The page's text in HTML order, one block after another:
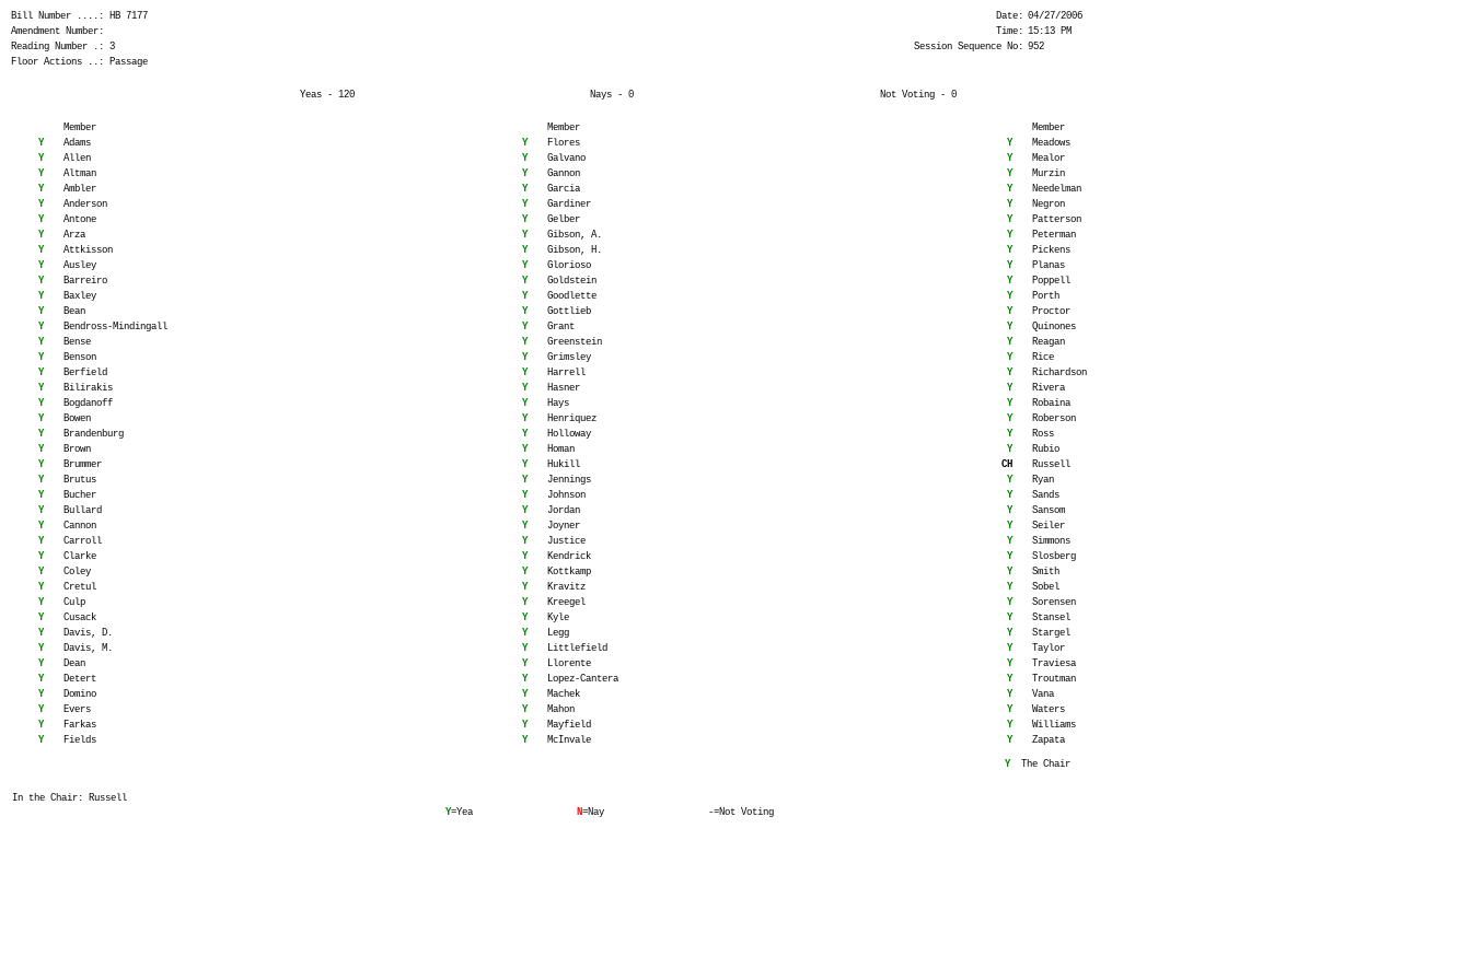
Bill Number ....: HB 7177 Date: 04/27/2006
Amendment Number:
Time: 15:13 PM
Reading Number .: 3
Session Sequence No: 952
Floor Actions ..: Passage
Yeas - 120 Nays - 0 Not Voting - 0
Member
Y
Adams
Y
Allen
Y
Altman
Y
Ambler
Y
Anderson
Y
Antone
Y
Arza
Y
Attkisson
Y
Ausley
Y
Barreiro
Y
Baxley
Y
Bean
Y
Bendross-Mindingall
Y
Bense
Y
Benson
Y
Berfield
Y
Bilirakis
Y
Bogdanoff
Y
Bowen
Y
Brandenburg
Y
Brown
Y
Brummer
Y
Brutus
Y
Bucher
Y
Bullard
Y
Cannon
Y
Carroll
Y
Clarke
Y
Coley
Y
Cretul
Y
Culp
Y
Cusack
Y
Davis, D.
Y
Davis, M.
Y
Dean
Y
Detert
Y
Domino
Y
Evers
Y
Farkas
Y
Fields
Member
Y
Flores
Y
Galvano
Y
Gannon
Y
Garcia
Y
Gardiner
Y
Gelber
Y
Gibson, A.
Y
Gibson, H.
Y
Glorioso
Y
Goldstein
Y
Goodlette
Y
Gottlieb
Y
Grant
Y
Greenstein
Y
Grimsley
Y
Harrell
Y
Hasner
Y
Hays
Y
Henriquez
Y
Holloway
Y
Homan
Y
Hukill
Y
Jennings
Y
Johnson
Y
Jordan
Y
Joyner
Y
Justice
Y
Kendrick
Y
Kottkamp
Y
Kravitz
Y
Kreegel
Y
Kyle
Y
Legg
Y
Littlefield
Y
Llorente
Y
Lopez-Cantera
Y
Machek
Y
Mahon
Y
Mayfield
Y
McInvale
Member
Y
Meadows
Y
Mealor
Y
Murzin
Y
Needelman
Y
Negron
Y
Patterson
Y
Peterman
Y
Pickens
Y
Planas
Y
Poppell
Y
Porth
Y
Proctor
Y
Quinones
Y
Reagan
Y
Rice
Y
Richardson
Y
Rivera
Y
Robaina
Y
Roberson
Y
Ross
Y
Rubio
CH
Russell
Y
Ryan
Y
Sands
Y
Sansom
Y
Seiler
Y
Simmons
Y
Slosberg
Y
Smith
Y
Sobel
Y
Sorensen
Y
Stansel
Y
Stargel
Y
Taylor
Y
Traviesa
Y
Troutman
Y
Vana
Y
Waters
Y
Williams
Y
Zapata
Y The Chair
In the Chair: Russell
Y=Yea N=Nay -=Not Voting